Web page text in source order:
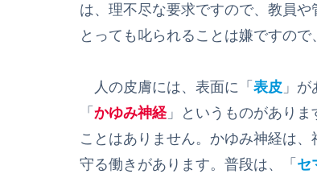
は、理不尽な要求ですので、教員
とっても叱られることは嫌ですので
人の皮膚には、表面に「 表皮 」
「 かゆみ神経 」というものがあり
ことはありません。かゆみ神経は
守る働きがあります。普段は、「 セ